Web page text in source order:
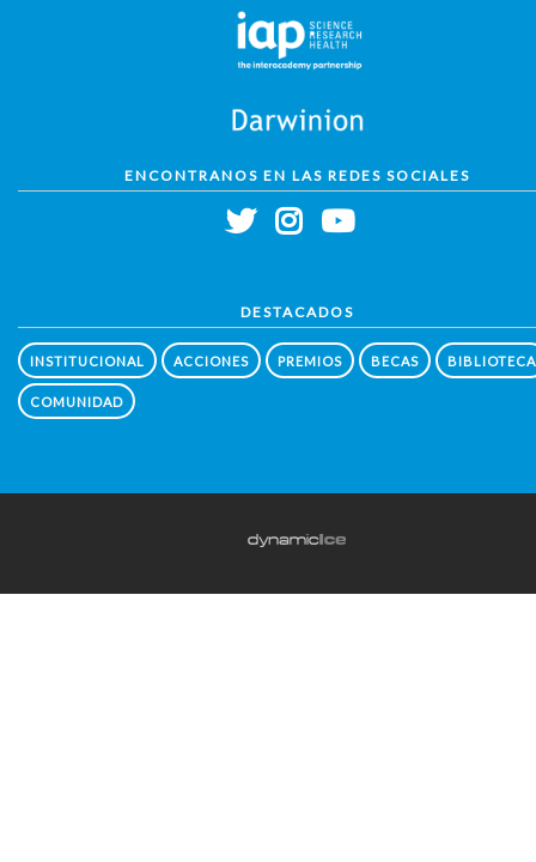
ENCONTRANOS EN LAS REDES SOCIALES
DESTACADOS
INSTITUCIONAL ACCIONES PREMIOS BECAS BIBLIOTECA
COMUNIDAD